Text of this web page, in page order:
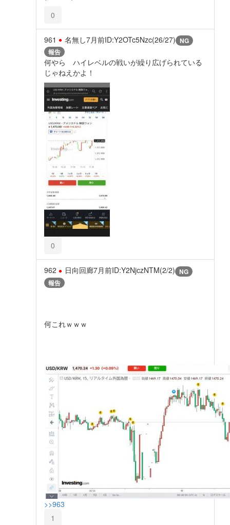
0
961 名無し7月前ID:Y2OTc5Nzc(26/27) NG
報告
何やら ハイレベルの戦いが繰り広げられている
じゃねえかよ！
0
962 日向回廊7月前ID:Y2NjczNTM(2/2) NG
報告
何これｗｗｗ
>>963
1